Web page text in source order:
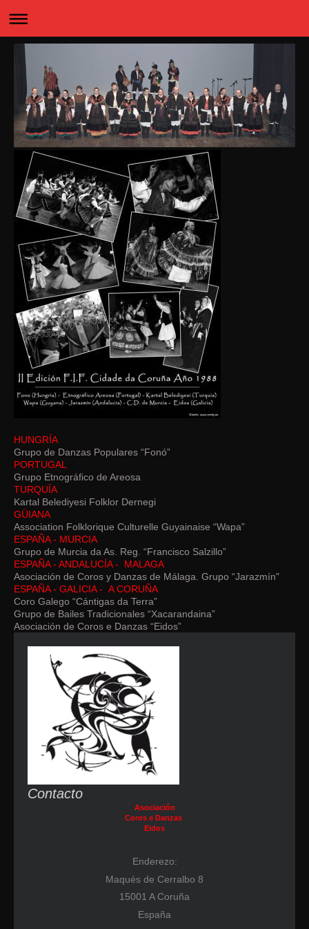
HUNGRÍA
Grupo de Danzas Populares “Fonó”
PORTUGAL
Grupo Etnográfico de Areosa
TURQUÍA
Kartal Belediyesi Folklor Dernegi
GÜIANA
Association Folklorique Culturelle Guyainaise “Wapa”
ESPAÑA - MURCIA
Grupo de Murcia da As. Reg. “Francisco Salzillo”
ESPAÑA - ANDALUCÍA - MALAGA
Asociación de Coros y Danzas de Málaga. Grupo “Jarazmín"
ESPAÑA - GALICIA - A CORUÑA
Coro Galego “Cántigas da Terra”
Grupo de Bailes Tradicionales “Xacarandaina”
Asociación de Coros e Danzas “Eidos”
Contacto
Asociación
Coros e Danzas
Eidos
Enderezo:
Maqués de Cerralbo 8
15001 A Coruña
España